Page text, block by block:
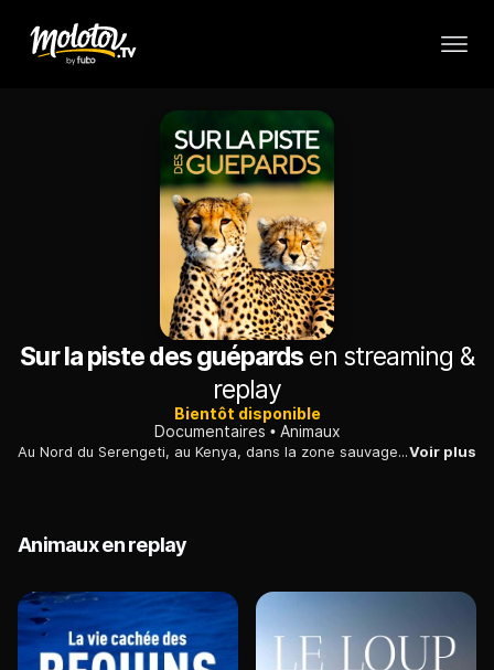
Sur la piste des guépards en streaming &
replay
Bientôt disponible
Documentaires
Animaux
Au Nord du Serengeti, au Kenya, dans la zone sauvage du Naboisho Conservancy, Bob Poole, photoreporter et réalisateur, observe à la trace une mère guépard et ses petits.Voir plus
Animaux en replay